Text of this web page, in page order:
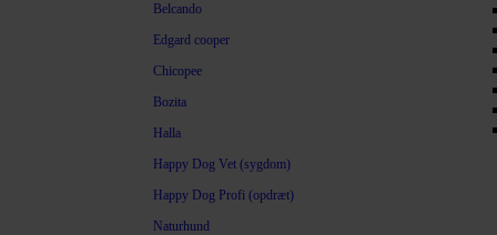
Belcando
Edgard cooper
Chicopee
Bozita
Halla
Happy Dog Vet (sygdom)
Happy Dog Profi (opdræt)
Naturhund